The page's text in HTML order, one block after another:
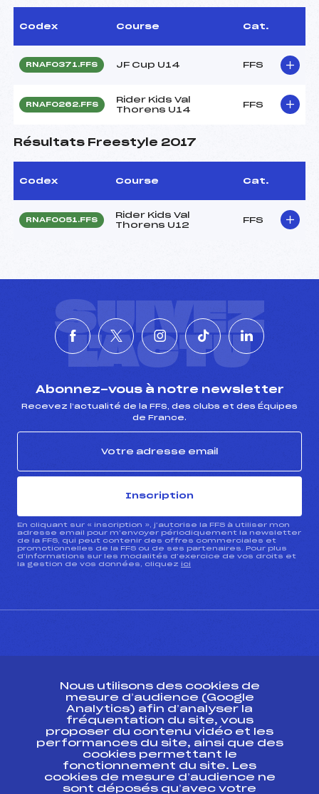
Codex Course Cat.
RNAF0371.FFS JF Cup U14 FFS
RNAF0262.FFS
Rider Kids Val
Thorens U14
FFS
Résultats Freestyle 2017
Codex Course Cat.
RNAF0051.FFS
Rider Kids Val
Thorens U12
FFS
SUIVEZ
L'ACTU
Abonnez-vous à notre newsletter
Recevez l’actualité de la FFS, des clubs et des Équipes
de France.
Inscription
En cliquant sur « inscription », j’autorise la FFS à utiliser mon
adresse email pour m’envoyer périodiquement la newsletter
de la FFS, qui peut contenir des offres commerciales et
promotionnelles de la FFS ou de ses partenaires. Pour plus
d’informations sur les modalités d’exercice de vos droits et
la gestion de vos données, cliquez ici
ESPACE PRESSE
Ressources
Pass’Neige
Projet sportif fédéral
Projet de performance fédéral
Nous utilisons des cookies de
mesure d’audience (Google
Analytics) afin d’analyser la
fréquentation du site, vous
proposer du contenu vidéo et les
performances du site, ainsi que des
cookies permettant le
fonctionnement du site. Les
cookies de mesure d’audience ne
sont déposés qu’avec votre